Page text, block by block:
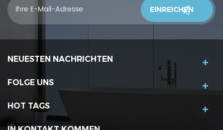
NEUESTEN NACHRICHTEN
FOLGE UNS
HOT TAGS